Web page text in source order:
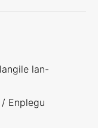
lan-
Enplegu